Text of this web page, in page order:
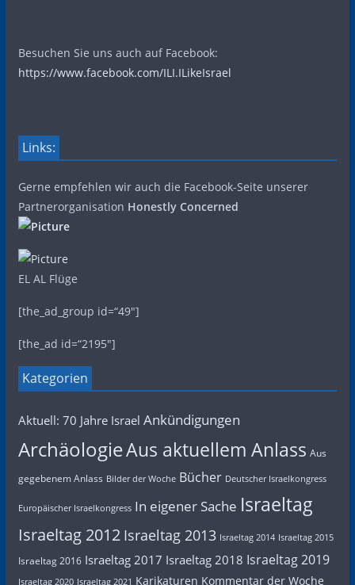
Besuchen Sie uns auch auf Facebook:
https://www.facebook.com/ILI.ILikeIsrael
Links:
Gerne empfehlen wir auch die Facebook-Seite unserer
Partnerorganisation Honestly Concerned
EL AL Flüge
[the_ad_group id=“49″]
[the_ad id=“2195″]
Kategorien
Aktuell: 70 Jahre Israel Ankündigungen
ArchäologieAus aktuellem Anlass Aus
gegebenem Anlass Bilder der Woche Bücher Deutscher Israelkongress
Europäischer Israelkongress In eigener Sache Israeltag
Israeltag 2012 Israeltag 2013 Israeltag 2014 Israeltag 2015
Israeltag 2016 Israeltag 2017 Israeltag 2018 Israeltag 2019
Israeltag 2020 Israeltag 2021 Karikaturen Kommentar der Woche